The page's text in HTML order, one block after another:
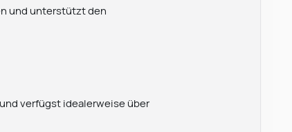
und unterstützt den
verfügst idealerweise über